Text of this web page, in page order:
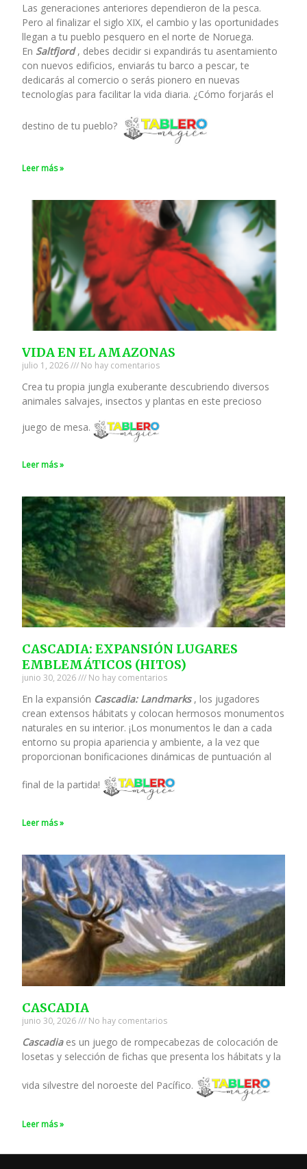
Las generaciones anteriores dependieron de la pesca.
Pero al finalizar el siglo XIX, el cambio y las oportunidades
llegan a tu pueblo pesquero en el norte de Noruega.
En Saltfjord, debes decidir si expandirás tu asentamiento
con nuevos edificios, enviarás tu barco a pescar, te
dedicarás al comercio o serás pionero en nuevas
tecnologías para facilitar la vida diaria. ¿Cómo forjarás el
destino de tu pueblo?
Leer más »
VIDA EN EL AMAZONAS
julio 1, 2026 No hay comentarios
Crea tu propia jungla exuberante descubriendo diversos
animales salvajes, insectos y plantas en este precioso
juego de mesa.
Leer más »
CASCADIA: EXPANSIÓN LUGARES
EMBLEMÁTICOS (HITOS)
junio 30, 2026 No hay comentarios
En la expansión Cascadia: Landmarks, los jugadores
crean extensos hábitats y colocan hermosos monumentos
naturales en su interior. ¡Los monumentos le dan a cada
entorno su propia apariencia y ambiente, a la vez que
proporcionan bonificaciones dinámicas de puntuación al
final de la partida!
Leer más »
CASCADIA
junio 30, 2026 No hay comentarios
Cascadiaes un juego de rompecabezas de colocación de
losetas y selección de fichas que presenta los hábitats y la
vida silvestre del noroeste del Pacífico.
Leer más »